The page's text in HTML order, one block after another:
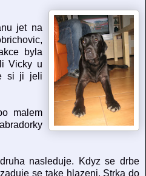
jet na
byla
Vicky u
si ji jeli
malem
nasleduje. Kdyz se drbe
se take hlazeni. Strka do